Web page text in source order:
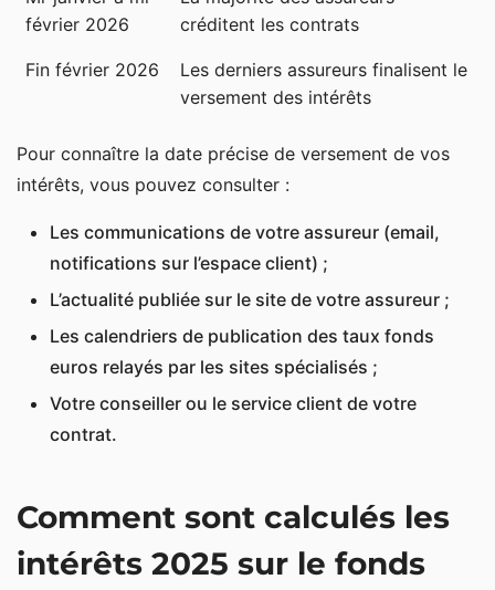
février 2026
créditent les contrats
Fin février 2026
Les derniers assureurs finalisent le
versement des intérêts
Pour connaître la date précise de versement de vos
intérêts, vous pouvez consulter :
Les communications de votre assureur (email,
notifications sur l’espace client) ;
L’actualité publiée sur le site de votre assureur ;
Les calendriers de publication des taux fonds
euros relayés par les sites spécialisés ;
Votre conseiller ou le service client de votre
contrat.
Comment sont calculés les
intérêts 2025 sur le fonds